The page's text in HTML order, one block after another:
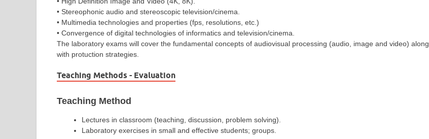
• Stereophonic audio and stereoscopic television/cinema.
• Multimedia technologies and properties (fps, resolutions, etc.)
• Convergence of digital technologies of informatics and television/cinema.
The laboratory exams will cover the fundamental concepts of audiovisual processing (audio, image and video) along
with protuction strategies.
Teaching Methods - Evaluation
Teaching Method
Lectures in classroom (teaching, discussion, problem solving).
Laboratory exercises in small and effective students; groups.